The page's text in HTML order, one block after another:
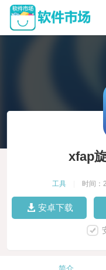
xfap
工具 时间：
安卓下载